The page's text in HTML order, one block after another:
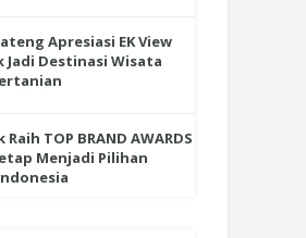
Apresiasi EK View
Destinasi Wisata
TOP BRAND AWARDS
Menjadi Pilihan